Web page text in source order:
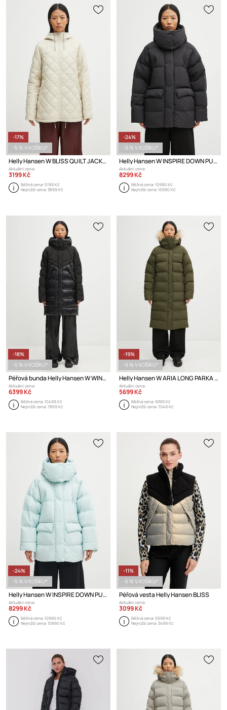
-17%
-5 % V KOŠÍKU*
Helly Hansen W BLISS QUILT JACKET přechodová bunda dámská
Aktuální cena:
3199 Kč
Běžná cena:5199 Kč
Nejnižší cena:3899 Kč
-24%
-5 % V KOŠÍKU*
Helly Hansen W INSPIRE DOWN PUFFER péřová bunda dámská
Aktuální cena:
8299 Kč
Běžná cena:10990 Kč
Nejnižší cena:10990 Kč
-18%
-5 % V KOŠÍKU*
Péřová bunda Helly Hansen W WINTER BLISS DOWN PARKA
Aktuální cena:
6399 Kč
Běžná cena:10499 Kč
Nejnižší cena:7869 Kč
-19%
-5 % V KOŠÍKU*
Helly Hansen W ARIA LONG PARKA bunda dámská
Aktuální cena:
5699 Kč
Běžná cena:9399 Kč
Nejnižší cena:7049 Kč
-24%
-5 % V KOŠÍKU*
Helly Hansen W INSPIRE DOWN PUFFER péřová bunda dámská
Aktuální cena:
8299 Kč
Běžná cena:10990 Kč
Nejnižší cena:10990 Kč
-11%
-5 % V KOŠÍKU*
Péřová vesta Helly Hansen BLISS
Aktuální cena:
3099 Kč
Běžná cena:5699 Kč
Nejnižší cena:3499 Kč